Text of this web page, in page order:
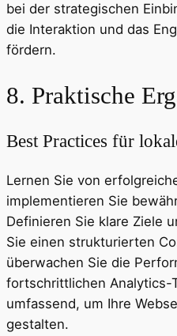
bei der strategischen
die Interaktion und das
fördern.
8. Praktische
Best Practices für
Lernen Sie von
implementieren Sie
Definieren Sie klare Ziele
Sie einen strukturierten
überwachen Sie die
fortschrittlichen Analytics-
umfassend, um Ihre
gestalten.